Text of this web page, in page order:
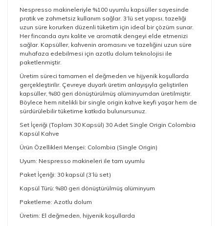
Nespresso makineleriyle %100 uyumlu kapsüller sayesinde
pratik ve zahmetsiz kullanım sağlar. 3’lü set yapısı, tazeliği
uzun süre korurken düzenli tüketim için ideal bir çözüm sunar.
Her fincanda aynı kalite ve aromatik dengeyi elde etmenizi
sağlar. Kapsüller, kahvenin aromasını ve tazeliğini uzun süre
muhafaza edebilmesi için azotlu dolum teknolojisi ile
paketlenmiştir.
Üretim süreci tamamen el değmeden ve hijyenik koşullarda
gerçekleştirilir. Çevreye duyarlı üretim anlayışıyla geliştirilen
kapsüller, %80 geri dönüştürülmüş alüminyumdan üretilmiştir.
Böylece hem nitelikli bir single origin kahve keyfi yaşar hem de
sürdürülebilir tüketime katkıda bulunursunuz.
Set İçeriği (Toplam 30 Kapsül) 30 Adet Single Origin Colombia
Kapsül Kahve
Ürün Özellikleri Menşei: Colombia (Single Origin)
Uyum: Nespresso makineleri ile tam uyumlu
Paket İçeriği: 30 kapsül (3’lü set)
Kapsül Türü: %80 geri dönüştürülmüş alüminyum
Paketleme: Azotlu dolum
Üretim: El değmeden, hijyenik koşullarda